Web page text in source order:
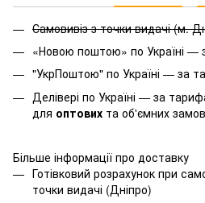
Самовивіз з точки видачі (м.
«Новою поштою» по Україні —
"УкрПоштою" по Україні — за
Делівері по Україні — за
для оптових та об'ємних
Більше інформації про доставку
Готівковий розрахунок при
точки видачі (Дніпро)